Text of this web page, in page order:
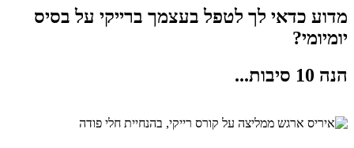
מדוע כדאי לך לטפל בעצמך ברייקי על בסיס
יומיומי?
הנה 10 סיבות...